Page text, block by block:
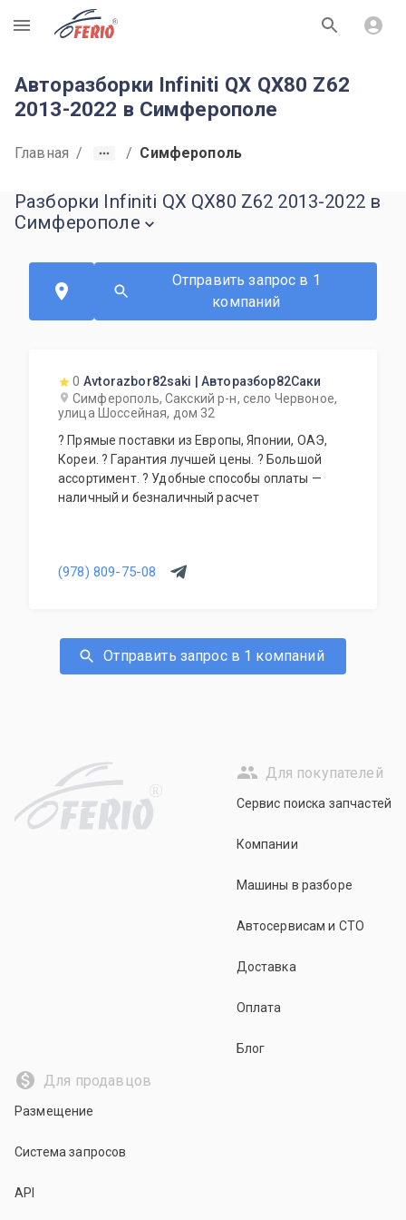
R
Авторазборки Infiniti QX QX80 Z62
2013-2022 в Симферополе
Главная / / Симферополь
Разборки Infiniti QX QX80 Z62 2013-2022 в
Симферополе
Отправить запрос в 1
компаний
0 Avtorazbor82saki | Авторазбор82Саки
Симферополь, Сакский р-н, село Червоное,
улица Шоссейная, дом 32
? Прямые поставки из Европы, Японии, ОАЭ,
Кореи. ? Гарантия лучшей цены. ? Большой
ассортимент. ? Удобные способы оплаты —
наличный и безналичный расчет
(978) 809-75-08
Отправить запрос в 1 компаний
R
Для покупателей
Сервис поиска запчастей
Компании
Машины в разборе
Автосервисам и СТО
Доставка
Оплата
Блог
Для продавцов
Размещение
Система запросов
API